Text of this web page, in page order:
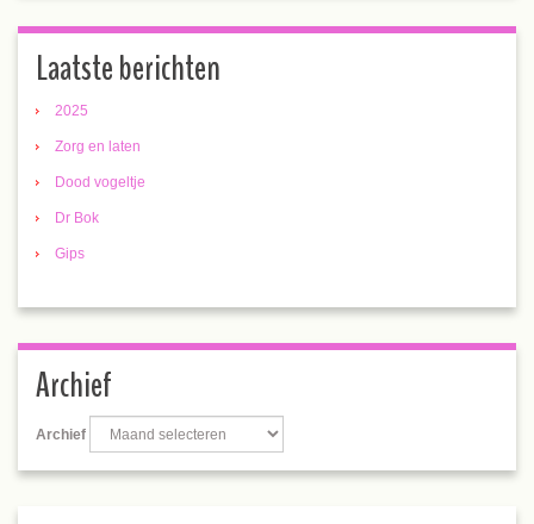
Laatste berichten
2025
Zorg en laten
Dood vogeltje
Dr Bok
Gips
Archief
Archief